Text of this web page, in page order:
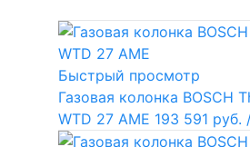
Быстрый просмотр
Газовая колонка BOSCH
WTD 27 AME 193 591 руб.